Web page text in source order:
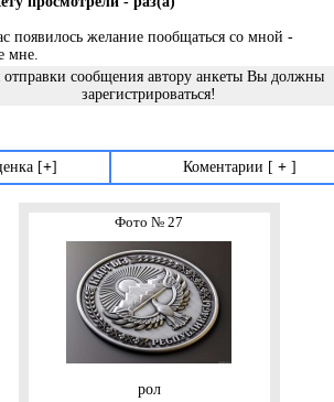
появилось желание пообщаться со мной -
мне.
отправки сообщения автору анкеты Вы должны
зарегистрироваться!
[+] Коментарии [ +]
Фото № 27
рол